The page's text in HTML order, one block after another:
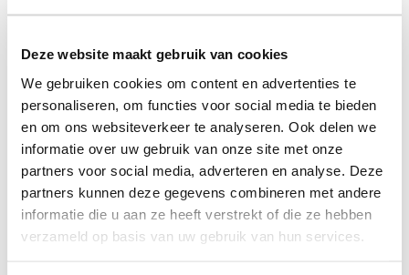
Deze website maakt gebruik van cookies
We gebruiken cookies om content en advertenties te
personaliseren, om functies voor social media te bieden
en om ons websiteverkeer te analyseren. Ook delen we
informatie over uw gebruik van onze site met onze
partners voor social media, adverteren en analyse. Deze
partners kunnen deze gegevens combineren met andere
informatie die u aan ze heeft verstrekt of die ze hebben
verzameld op basis van uw gebruik van hun services.
Direct leverbaar
Glansspoelmiddel 10L –
Professioneel naglansmiddel
voor vaatwasmachines
Direct leverbaar
Vaatwasmiddel vloeibaar 10
L — Professional voor horeca